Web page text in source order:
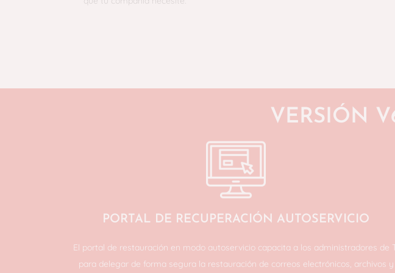
VERSIÓN
PORTAL DE RECUPERACIÓN AUTOSERVICIO
El portal de restauración en modo autoservicio capacita a los administradores de
para delegar de forma segura la restauración de correos electrónicos, archivos y